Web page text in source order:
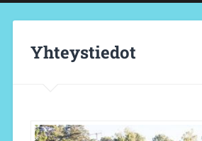
Yhteystiedot